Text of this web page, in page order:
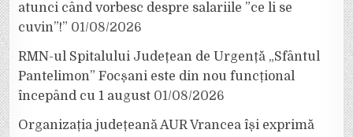
atunci când vorbesc despre salariile ”ce li se
cuvin”!” 01/08/2026
RMN-ul Spitalului Județean de Urgență „Sfântul
Pantelimon” Focșani este din nou funcțional
începând cu 1 august 01/08/2026
Organizația județeană AUR Vrancea își exprimă